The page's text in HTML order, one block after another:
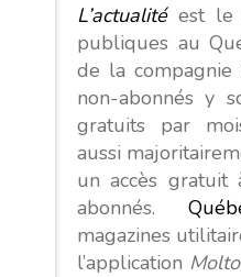
L’actualitéest le
publiques au
de la compagnie
non-abonnés y
gratuits par
aussi
un accès gratuit
abonnés.
magazines
l’application Molto